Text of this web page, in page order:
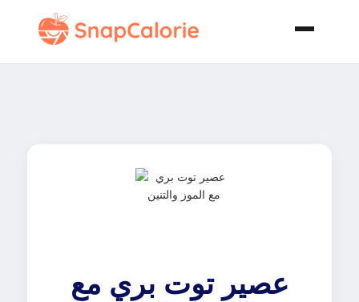
عصير توت بري مع